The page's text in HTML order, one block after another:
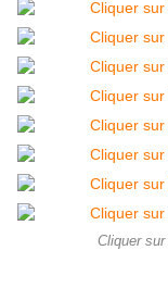
Cliquer